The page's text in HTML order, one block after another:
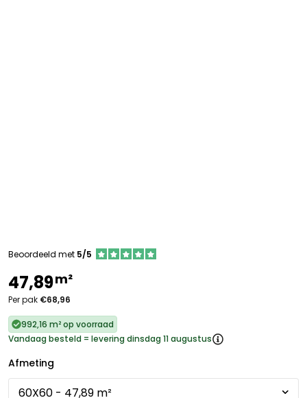
Beoordeeld met 5/5
47,89m²
Per pak €68,96
992,16 m² op voorraad
Vandaag besteld = levering dinsdag 11 augustus
Afmeting